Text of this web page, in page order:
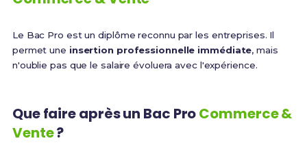
Le Bac Pro est un diplôme reconnu par les entreprises. Il
permet une insertion professionnelle immédiate, mais
n'oublie pas que le salaire évoluera avec l'expérience.
Que faire après un Bac ProCommerce &
Vente?